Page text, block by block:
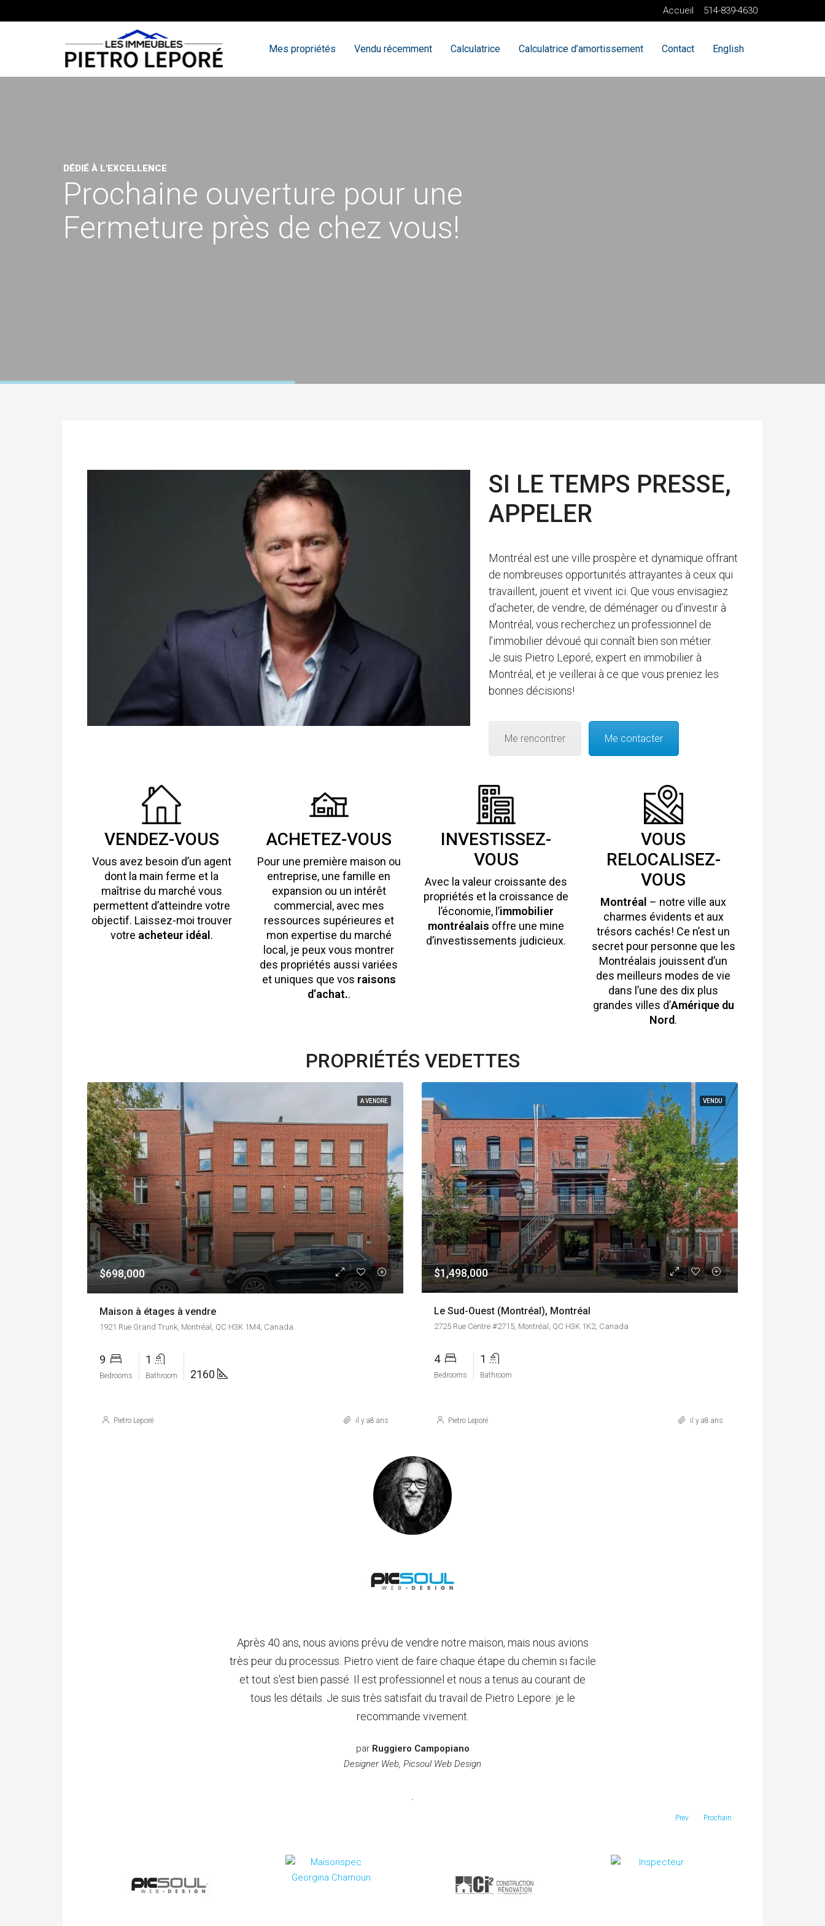
Accueil 514-839-4630
Mes propriétés Vendu récemment Calculatrice Calculatrice d’amortissement Contact English
Prochaine ouverture pour une
Fermeture près de chez vous!
DÉDIÉ À L'EXCELLENCE
SI LE TEMPS PRESSE,
APPELER
Montréal est une ville prospère et dynamique offrant
de nombreuses opportunités attrayantes à ceux qui
travaillent, jouent et vivent ici. Que vous envisagiez
d’acheter, de vendre, de déménager ou d’investir à
Montréal, vous recherchez un professionnel de
l’immobilier dévoué qui connaît bien son métier.
Je suis Pietro Leporé, expert en immobilier à
Montréal, et je veillerai à ce que vous preniez les
bonnes décisions!
Me rencontrer Me contacter
VENDEZ-VOUS
Vous avez besoin d’un agent
dont la main ferme et la
maîtrise du marché vous
permettent d’atteindre votre
objectif. Laissez-moi trouver
votre acheteur idéal.
ACHETEZ-VOUS
Pour une première maison ou
entreprise, une famille en
expansion ou un intérêt
commercial, avec mes
ressources supérieures et
mon expertise du marché
local, je peux vous montrer
des propriétés aussi variées
et uniques que vos raisons
d’achat..
INVESTISSEZ-
VOUS
Avec la valeur croissante des
propriétés et la croissance de
l’économie, l’immobilier
montréalais offre une mine
d’investissements judicieux.
VOUS
RELOCALISEZ-
VOUS
Montréal – notre ville aux
charmes évidents et aux
trésors cachés! Ce n’est un
secret pour personne que les
Montréalais jouissent d’un
des meilleurs modes de vie
dans l’une des dix plus
grandes villes d’Amérique du
Nord.
PROPRIÉTÉS VEDETTES
A VENDRE
$698,000
Maison à étages à vendre
1921 Rue Grand Trunk, Montréal, QC H3K 1M4, Canada
9
Bedrooms
1
Bathroom 2160
Pietro Leporé il y a8 ans
VENDU
$1,498,000
Le Sud-Ouest (Montréal), Montréal
2725 Rue Centre #2715, Montréal, QC H3K 1K2, Canada
4
Bedrooms
1
Bathroom
Pietro Leporé il y a8 ans
Après 40 ans, nous avions prévu de vendre notre maison, mais nous avions
très peur du processus. Pietro vient de faire chaque étape du chemin si facile
et tout s'est bien passé. Il est professionnel et nous a tenus au courant de
tous les détails. Je suis très satisfait du travail de Pietro Lepore: je le
recommande vivement.
par Ruggiero Campopiano
Designer Web, Picsoul Web Design
Prev Prochain